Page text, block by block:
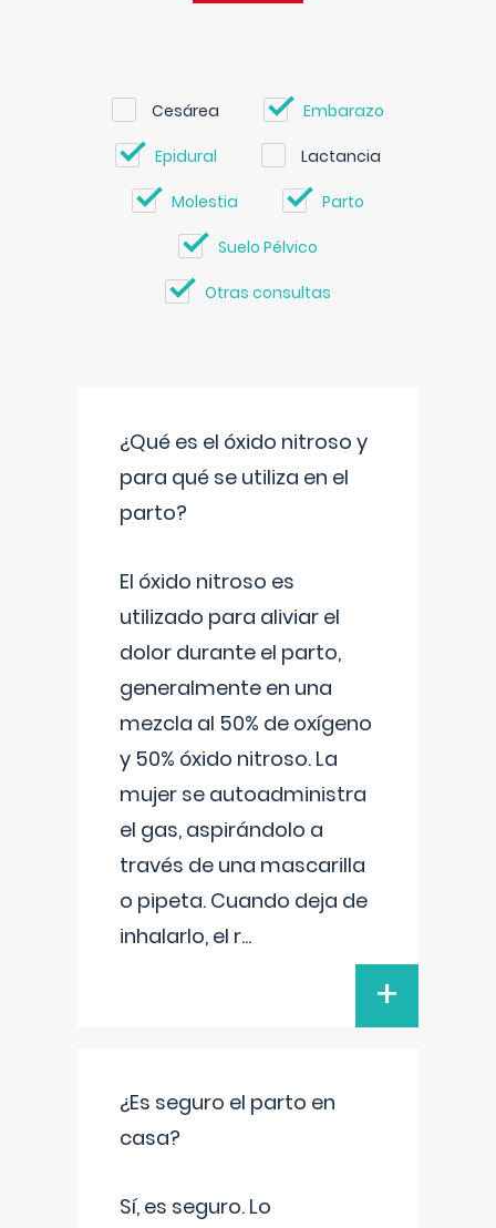
Cesárea Embarazo
Epidural Lactancia
Molestia Parto
Suelo Pélvico
Otras consultas
¿Qué es el óxido nitroso y
para qué se utiliza en el
parto?
El óxido nitroso es
utilizado para aliviar el
dolor durante el parto,
generalmente en una
mezcla al 50% de oxígeno
y 50% óxido nitroso. La
mujer se autoadministra
el gas, aspirándolo a
través de una mascarilla
o pipeta. Cuando deja de
inhalarlo, el r...
+
¿Es seguro el parto en
casa?
Sí, es seguro. Lo